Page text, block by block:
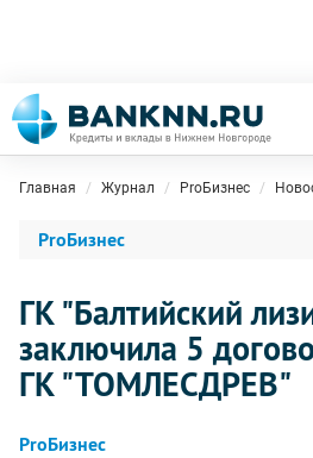
Главная Журнал ProБизнес
ProБизнес
ГК "Балтийский
заключила 5
ГК "ТОМЛЕСДРЕВ"
ProБизнес